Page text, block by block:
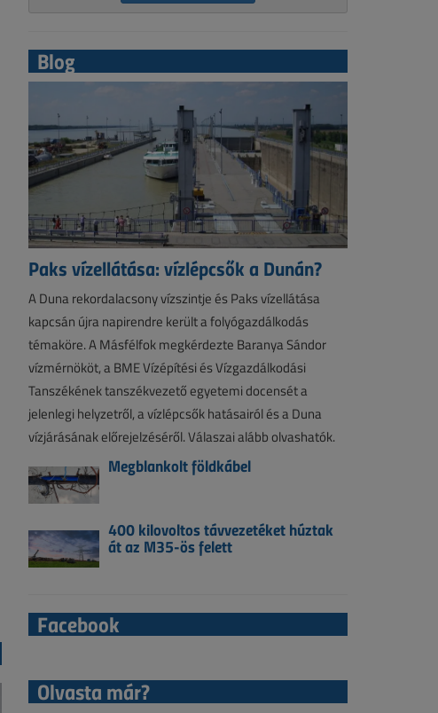
Blog
Paks vízellátása: vízlépcsők a Dunán?
A Duna rekordalacsony vízszintje és Paks vízellátása
kapcsán újra napirendre került a folyógazdálkodás
témaköre. A Másfélfok megkérdezte Baranya Sándor
vízmérnököt, a BME Vízépítési és Vízgazdálkodási
Tanszékének tanszékvezető egyetemi docensét a
jelenlegi helyzetről, a vízlépcsők hatásairól és a Duna
vízjárásának előrejelzéséről. Válaszai alább olvashatók.
Megblankolt földkábel
400 kilovoltos távvezetéket húztak
át az M35-ös felett
Facebook
Olvasta már?